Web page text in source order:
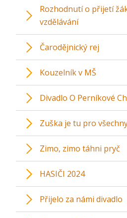
Rozhodnutí o přijetí
vzdělávání
Čarodějnický rej
Kouzelník v MŠ
Divadlo O Perníkové
Zuška je tu pro
Zimo, zimo táhni pryč
HASIČI 2024
Přijelo za námi divadlo